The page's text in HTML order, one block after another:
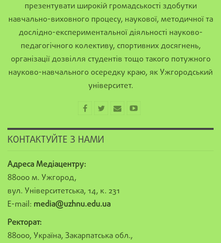
презентувати широкій громадськості здобутки
навчально-виховного процесу, наукової, методичної та
дослідно-експериментальної діяльності науково-
педагогічного колективу, спортивних досягнень,
організації дозвілля студентів тощо такого потужного
науково-навчального осередку краю, як Ужгородський
університет.
КОНТАКТУЙТЕ З НАМИ
Адреса Медіацентру:
88000 м. Ужгород,
вул. Університетська, 14, к. 231
E-mail: media@uzhnu.edu.ua
Ректорат:
88000, Україна, Закарпатська обл.,